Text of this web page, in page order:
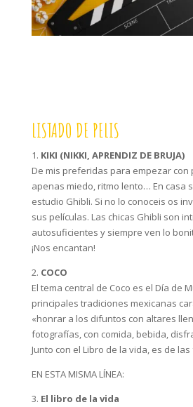
LISTADO DE PELIS
1. KIKI (NIKKI, APRENDIZ DE BRUJA)
De mis preferidas para empezar con
apenas miedo, ritmo lento… En casa
estudio Ghibli. Si no lo conoceis os
sus películas. Las chicas Ghibli son
autosuficientes y siempre ven lo
¡Nos encantan!
2. COCO
El tema central de Coco es el Día de
principales tradiciones mexicanas
«honrar a los difuntos con altares
fotografías, con comida, bebida,
Junto con el Libro de la vida, es de
EN ESTA MISMA LÍNEA:
3. El libro de la vida